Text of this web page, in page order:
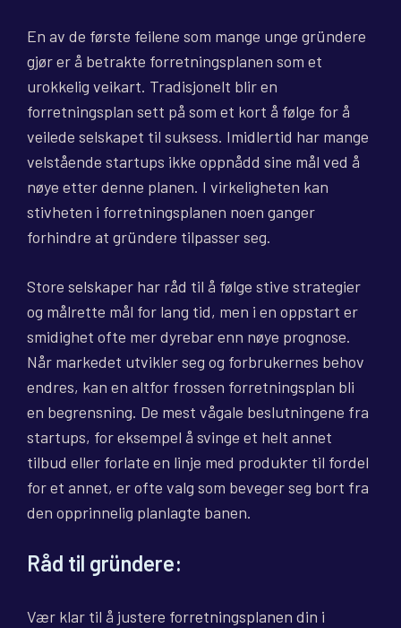
En av de første feilene som mange unge gründere
gjør er å betrakte forretningsplanen som et
urokkelig veikart. Tradisjonelt blir en
forretningsplan sett på som et kort å følge for å
veilede selskapet til suksess. Imidlertid har mange
velstående startups ikke oppnådd sine mål ved å
nøye etter denne planen. I virkeligheten kan
stivheten i forretningsplanen noen ganger
forhindre at gründere tilpasser seg.
Store selskaper har råd til å følge stive strategier
og målrette mål for lang tid, men i en oppstart er
smidighet ofte mer dyrebar enn nøye prognose.
Når markedet utvikler seg og forbrukernes behov
endres, kan en altfor frossen forretningsplan bli
en begrensning. De mest vågale beslutningene fra
startups, for eksempel å svinge et helt annet
tilbud eller forlate en linje med produkter til fordel
for et annet, er ofte valg som beveger seg bort fra
den opprinnelig planlagte banen.
Råd til gründere:
Vær klar til å justere forretningsplanen din i